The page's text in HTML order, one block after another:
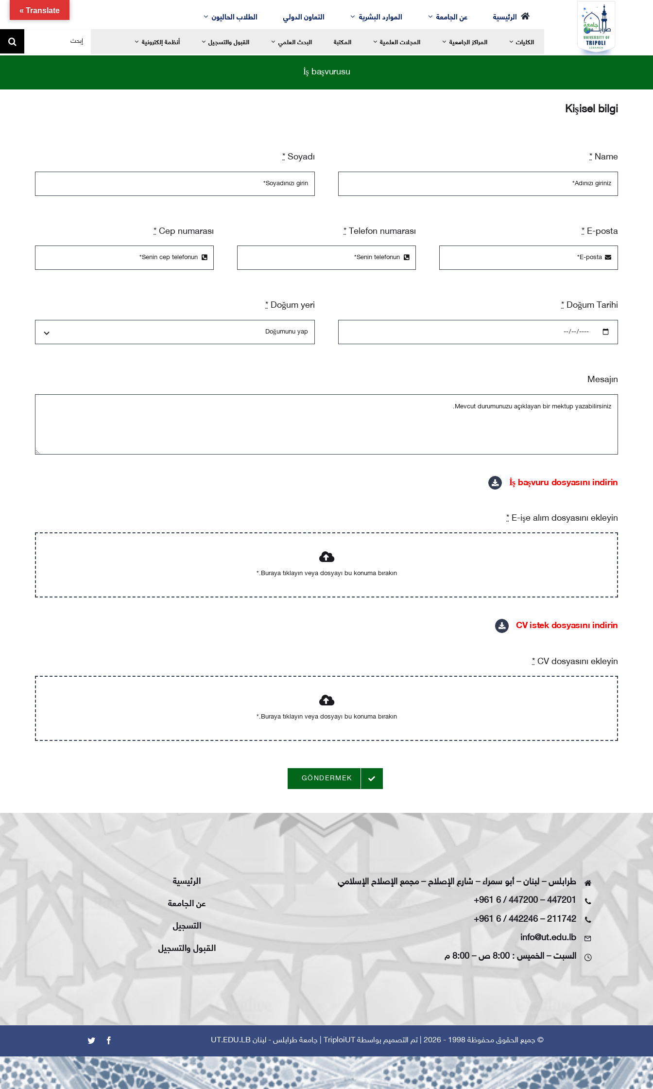
الرئيسية عن الجامعة الموارد البشرية التعاون الدولي الطلاب الحاليون
الكليات
مرحلة الدكتوراه
التاريخ
قسم المحاسبة
قسم نُظُم المعلومات الإدارية
التربية الرياضية
المراكز الجامعية المجلات العلمية المكتبة البحث العلمي القبول والتسجيل أنظمة إلكترونية
البحث
عن:
İş başvurusu
Kişisel bilgi
Name
*
Soyadı
*
E-posta
*
Telefon numarası
*
Cep numarası
*
Doğum Tarihi
*
Doğum yeri
*
Mesajın
İş başvuru dosyasını indirin
E-işe alım dosyasını ekleyin
*
CV istek dosyasını indirin
CV dosyasını ekleyin
*
GÖNDERMEK
طرابلس – لبنان – أبو سمراء – شارع الإصلاح – مجمع الإصلاح الإسلامي
+961 6 / 447200–447201
+961 6 / 442246–211742
info@ut.edu.lb
السبت – الخميس : 8:00 ص – 8:00 م
الرئيسية
عن الجامعة
التسجيل
القبول والتسجيل
© جميع الحقوق محفوظة 1998 - 2026 | تم التصميم بواسطة TriploiUT | جامعة طرابلس - لبنانUT.EDU.LB
Translate »